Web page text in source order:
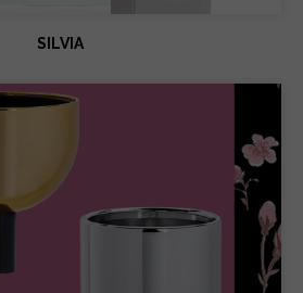
SILVIA